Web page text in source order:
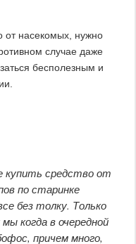
от насекомых, нужно
случае даже
бесполезным и
купить средство от
по старинке
без толку. Только
когда в очередной
причем много,